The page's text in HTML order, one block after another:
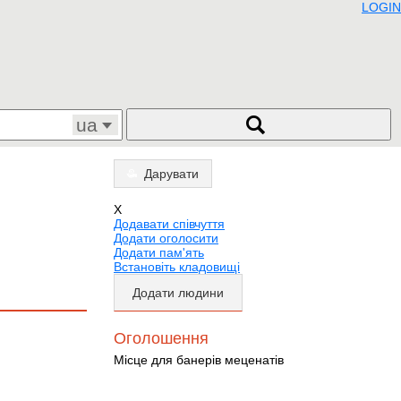
LOGIN
ua
Дарувати
X
Додавати співчуття
Додати оголосити
Додати пам'ять
Встановіть кладовищі
Додати людини
Оголошення
Місце для банерів меценатів